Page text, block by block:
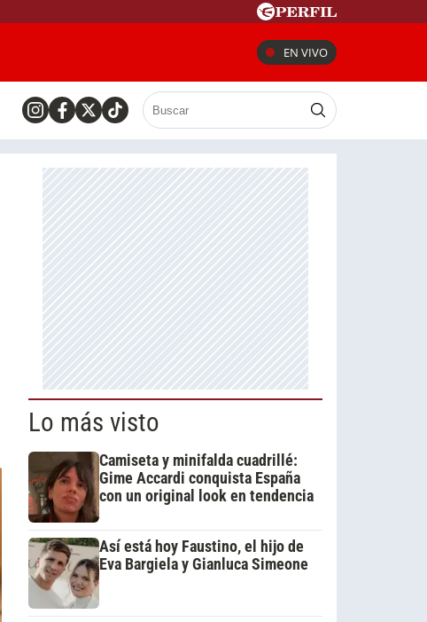
EN VIVO
Lo más visto
Camiseta y minifalda cuadrillé:
Gime Accardi conquista España
con un original look en tendencia
Así está hoy Faustino, el hijo de
Eva Bargiela y Gianluca Simeone